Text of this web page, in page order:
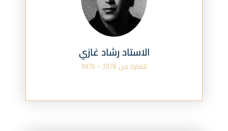
الاستاد رشاد غازي
للفترة من 1978 - 1978